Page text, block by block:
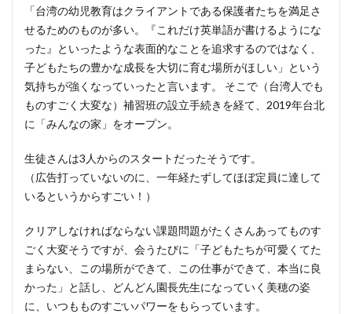
催さ
れる
ス
も！
（日
本
語・
語）
5.1
友人・
ちゃん
が担当
してい
る「文
化・花
「台湾の幼児教育はクライアントである保護者たちを満足さ
せるためのものが多い。『これだけ英単語が書けるようにな
った』といったような表面的なことを追求するのではなく、
子どもたちの豊かな成長を大切に育む場所がほしい」という
気持ちが強くなっていったと言います。 そこで（台湾人でも
ものすごく大変な）補習班の設立手続きを経て、2019年台北
に「みんなの家」をオープン。
生徒さんは3人からのスタートだったそうです。
（広告打っていないのに、一年経たずしてほぼ定員に達して
いるというからすごい！）
クリアしなければならない課題問題がたくさんあってものす
ごく大変そうですが、会うたびに「子どもたちが可愛くてた
まらない、この場所ができて、この仕事ができて、本当に良
かった」と話し、どんどん園長先生になっていく美穂の姿
に、いつもものすごいパワーをもらっています。